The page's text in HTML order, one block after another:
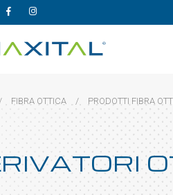
FIBRA OTTICA / PRODOTTI FIBRA